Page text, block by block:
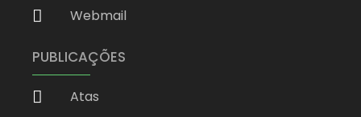
Webmail
PUBLICAÇÕES
Atas